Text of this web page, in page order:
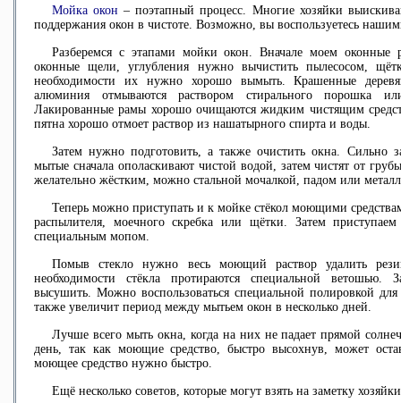
Мойка окон – поэтапный процесс. Многие хозяйки
поддержания окон в чистоте. Возможно, вы воспользуетесь
Разберемся с этапами мойки окон. Вначале моем оконные
оконные щели, углубления нужно вычистить пылесосом,
необходимости их нужно хорошо вымыть. Крашенные
алюминия отмываются раствором стирального порошка
Лакированные рамы хорошо очищаются жидким чистящим
пятна хорошо отмоет раствор из нашатырного спирта и воды.
Затем нужно подготовить, а также очистить окна. Сильно
мытые сначала ополаскивают чистой водой, затем чистят от
желательно жёстким, можно стальной мочалкой, падом или
Теперь можно приступать и к мойке стёкол моющими
распылителя, моечного скребка или щётки. Затем
специальным мопом.
Помыв стекло нужно весь моющий раствор удалить
необходимости стёкла протираются специальной ветошью.
высушить. Можно воспользоваться специальной полировкой для
также увеличит период между мытьем окон в несколько дней.
Лучше всего мыть окна, когда на них не падает прямой
день, так как моющие средство, быстро высохнув, может
моющее средство нужно быстро.
Ещё несколько советов, которые могут взять на заметку